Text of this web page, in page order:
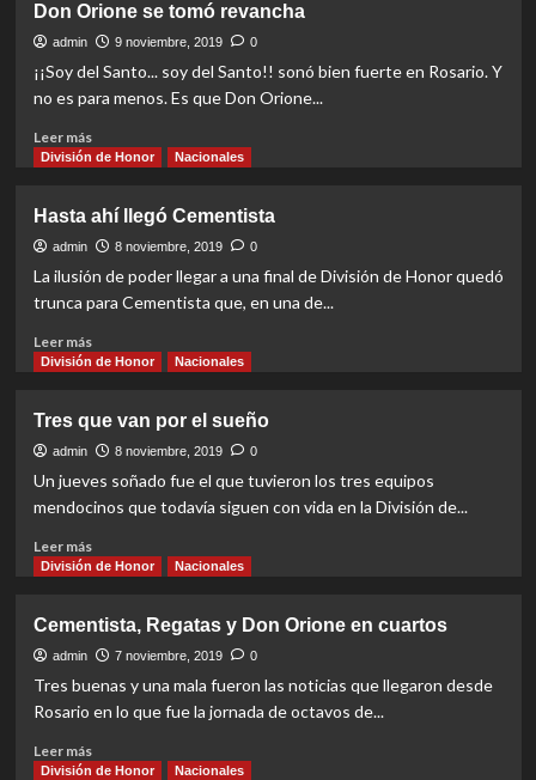
de
la
consagración
Don Orione se tomó revancha
admin 9 noviembre, 2019 0
¡¡Soy del Santo... soy del Santo!! sonó bien fuerte en Rosario. Y
no es para menos. Es que Don Orione...
Leer másRead
more
Orione
se
tomó
revancha
División de Honor Nacionales
Hasta ahí llegó Cementista
admin 8 noviembre, 2019 0
La ilusión de poder llegar a una final de División de Honor quedó
trunca para Cementista que, en una de...
Leer másRead
more
ahí
llegó
Cementista
División de Honor Nacionales
Tres que van por el sueño
admin 8 noviembre, 2019 0
Un jueves soñado fue el que tuvieron los tres equipos
mendocinos que todavía siguen con vida en la División de...
Leer másRead
more
que
van
por
División de Honor Nacionales
Cementista, Regatas y Don Orione en cuartos
admin 7 noviembre, 2019 0
Tres buenas y una mala fueron las noticias que llegaron desde
Rosario en lo que fue la jornada de octavos de...
Leer másRead
more
División de Honor Nacionales